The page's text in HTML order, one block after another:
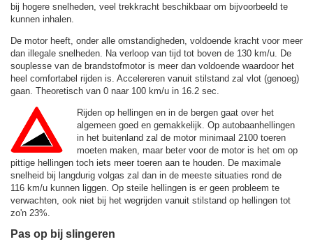
bij hogere snelheden, veel trekkracht beschikbaar om bijvoorbeeld te
kunnen inhalen.
De motor heeft, onder alle omstandigheden, voldoende kracht voor meer
dan illegale snelheden. Na verloop van tijd tot boven de 130 km/u.
De
souplesse van de brandstofmotor is meer dan voldoende waardoor het
heel comfortabel rijden is. Accelereren vanuit stilstand zal vlot (genoeg)
gaan. Theoretisch van 0 naar 100 km/u in 16.2 sec.
Rijden op hellingen en in de bergen gaat over het
algemeen goed en gemakkelijk. Op autobaanhellingen
in het buitenland zal de motor minimaal 2100 toeren
moeten maken, maar beter voor de motor is het om op
pittige hellingen toch iets meer toeren aan te houden. De maximale
snelheid bij langdurig volgas zal dan in de meeste situaties rond de
116 km/u kunnen liggen. Op steile hellingen is er geen probleem te
verwachten, ook niet bij het wegrijden vanuit stilstand op hellingen tot
zo'n 23%.
Pas op bij slingeren